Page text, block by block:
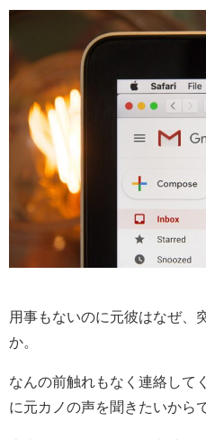
用事もないのに元彼はなぜ、
か。
なんの前触れもなく連絡して
に元カノの声を聞きたいから